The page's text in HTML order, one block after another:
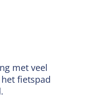
met veel
fietspad